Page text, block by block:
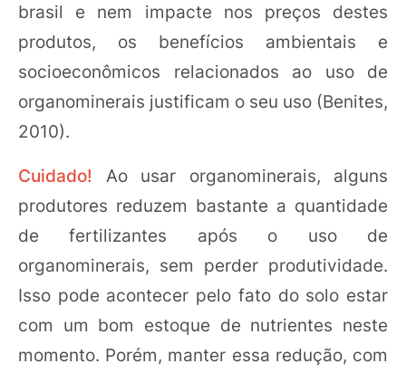
brasil e nem impacte nos preços destes
produtos, os benefícios ambientais e
socioeconômicos relacionados ao uso de
organominerais justificam o seu uso (Benites,
2010).
Cuidado!
Ao usar organominerais, alguns
produtores reduzem bastante a quantidade
de fertilizantes após o uso de
organominerais, sem perder produtividade.
Isso pode acontecer pelo fato do solo estar
com um bom estoque de nutrientes neste
momento. Porém, manter essa redução, com